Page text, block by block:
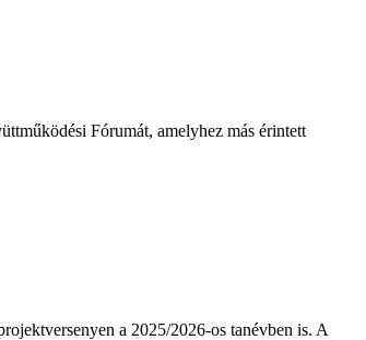
Fórumát, amelyhez más érintett
a 2025/2026-os tanévben is. A